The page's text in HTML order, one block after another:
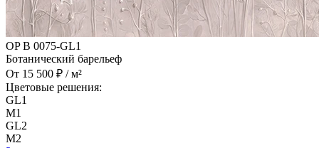
OP B 0075-GL1
Ботанический барельеф
От 15 500 ₽ / м²
Цветовые решения:
GL1
M1
GL2
M2